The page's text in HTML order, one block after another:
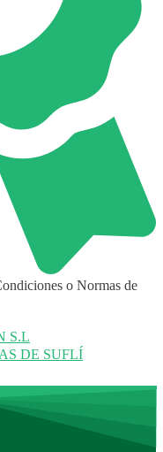
o Normas de
S.L
DE SUFLÍ